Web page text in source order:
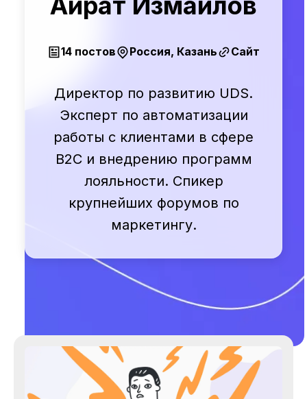
14 постов Россия, Казань Сайт
Директор по развитию UDS.
Эксперт по автоматизации
работы с клиентами в сфере
B2C и внедрению программ
лояльности. Спикер
крупнейших форумов по
маркетингу.